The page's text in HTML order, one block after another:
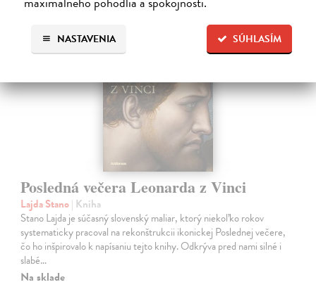
SÚHLASÍM
NASTAVENIA
Posledná večera Leonarda z Vinci
Lajda Stano| Kniha
Stano Lajda je súčasný slovenský maliar, ktorý niekoľko rokov
systematicky pracoval na rekonštrukcii ikonickej Poslednej večere,
čo ho inšpirovalo k napísaniu tejto knihy. Odkrýva pred nami silné i
slabé…
Na sklade